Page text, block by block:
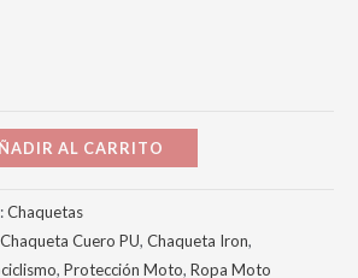
AL CARRITO
Chaquetas
Chaqueta Cuero PU, Chaqueta Iron,
, Protección Moto, Ropa Moto